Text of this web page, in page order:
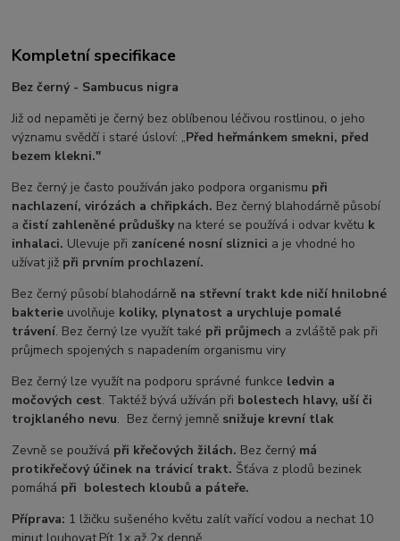
Kompletní specifikace
Bez černý - Sambucus nigra
Již od nepaměti je černý bez oblíbenou léčivou rostlinou, o jeho
významu svědčí i staré úsloví: „Před heřmánkem smekni, před
bezem klekni."
Bez černý je často používán jako podpora organismu při
nachlazení, virózách a chřipkách. Bez černý blahodárně působí
a čistí zahleněné průduškyna které se používá i odvar květu k
inhalaci. Ulevuje při zanícené nosní sliznici a je vhodné ho
užívat již při prvním prochlazení.
Bez černý působí blahodárně na střevní trakt kde ničí hnilobné
bakterie uvolňuje koliky, plynatost a urychluje pomalé
trávení. Bez černý lze využít také při průjmech a zvláště pak při
průjmech spojených s napadením organismu viry
Bez černý lze využít na podporu správné funkce ledvin a
močových cest. Taktéž bývá užíván při bolestech hlavy, uší či
trojklaného nevu. Bez černý jemně snižuje krevní tlak
Zevně se používá při křečových žilách. Bez černý má
protikřečový účinek na trávicí trakt. Šťáva z plodů bezinek
pomáhá při bolestech kloubů a páteře.
Příprava: 1 lžičku sušeného květu zalít vařící vodou a nechat 10